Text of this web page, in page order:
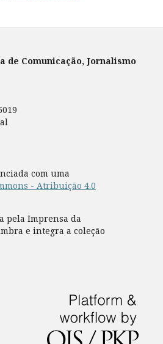
de Comunicação, Jornalismo
com uma
- Atribuição 4.0
pela Imprensa da
e integra a coleção